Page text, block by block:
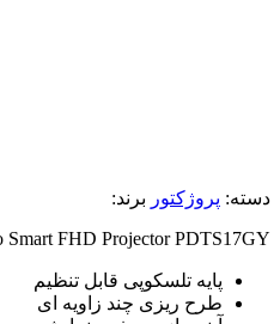
دسته: پروژکتور برند:
Smart FHD Projector PDTS17GY
پایه تلسکوپی قابل تنظیم
طرح ریزی چند زاویه ای